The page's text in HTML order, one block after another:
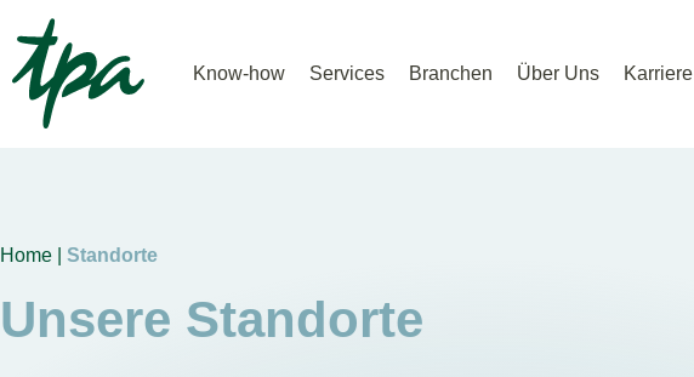
Know-how Services Branchen Über Uns Karriere
Home | Standorte
Unsere Standorte